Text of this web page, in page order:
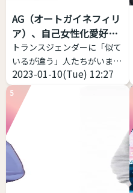
ョンブランド Nissen - SMILE
LAND（ニッセン スマイルラ
ンド） 日本の通販老舗が展開
する、「大きいサイズ」の専
門ブランドです • ...
AG（オートガイネフィリ
ア）、自己女性化愛好症
っ...
トランスジェンダーに「似て
いるが違う」人たちがいま
す。今回はAGと略される
（銀やデニムのメーカーじゃ
ないよ）オートガイネフィリ
アを紹介します。 AG（オー
ートガイネフィリアとは「自
己女性化愛好症」「自己女性
化偏愛性倒錯症」のことを指
2023-01-10(Tue) 12:27
5